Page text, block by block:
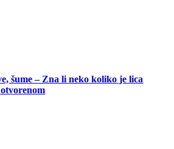
šume – Zna li neko koliko je lica